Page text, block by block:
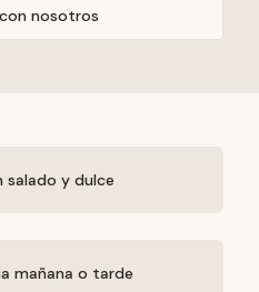
nosotros
salado y dulce
mañana o tarde